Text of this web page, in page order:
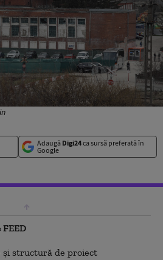
Adaugă Digi24ca sursă preferată în
Google
structură de proiect